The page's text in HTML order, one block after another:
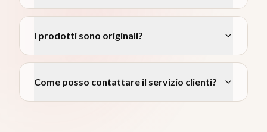
I prodotti sono originali?
Come posso contattare il servizio clienti?